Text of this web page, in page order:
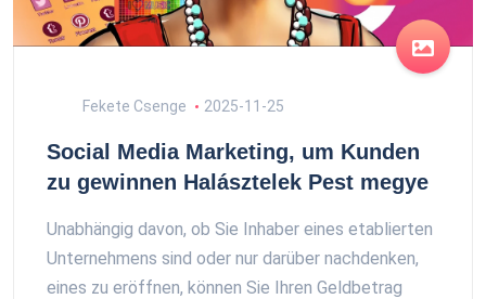
Fekete Csenge 2025-11-25
Social Media Marketing, um Kunden
zu gewinnen Halásztelek Pest megye
Unabhängig davon, ob Sie Inhaber eines etablierten
Unternehmens sind oder nur darüber nachdenken,
eines zu eröffnen, können Sie Ihren Geldbetrag